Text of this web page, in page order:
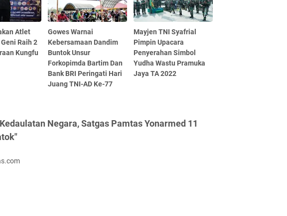
Atlet
Raih 2
Kungfu
Gowes Warnai
Kebersamaan Dandim
Buntok Unsur
Forkopimda Bartim Dan
Bank BRI Peringati Hari
Juang TNI-AD Ke-77
Mayjen TNI Syafrial
Pimpin Upacara
Penyerahan Simbol
Yudha Wastu Pramuka
Jaya TA 2022
Negara, Satgas Pamtas Yonarmed 11